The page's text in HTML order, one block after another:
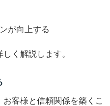
が向上する
く解説します。
客様と信頼関係を築くこ